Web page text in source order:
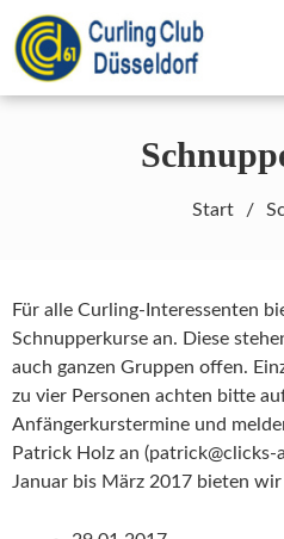
Zum
Inhalt
springen
Start
Für alle Curling-Interessenten
Schnupperkurse an. Diese
auch ganzen Gruppen offen.
zu vier Personen achten bitte
Anfängerkurstermine und
Patrick Holz an (patrick@clicks-
Januar bis März 2017 bieten